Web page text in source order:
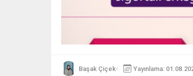
Başak Çiçek Yayınlama: